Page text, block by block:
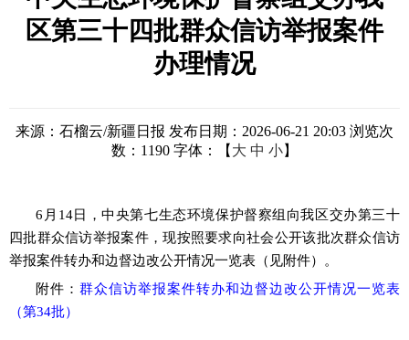
区第三十四批群众信访举报案件
办理情况
来源：石榴云/新疆日报 发布日期：2026-06-21 20:03 浏览次
数： 1190 字体：【 大 中 小】
6月14日，中央第七生态环境保护督察组向我区交办第三十
四批群众信访举报案件，现按照要求向社会公开该批次群众信访
举报案件转办和边督边改公开情况一览表（见附件）。
附件：群众信访举报案件转办和边督边改公开情况一览表
（第34批）